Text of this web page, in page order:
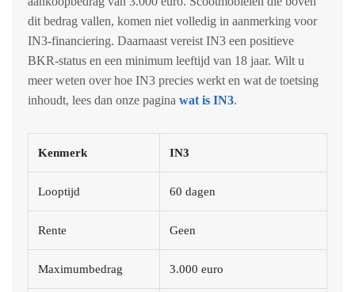
dit bedrag vallen, komen niet volledig in aanmerking voor
IN3-financiering. Daarnaast vereist IN3 een positieve
BKR-status en een minimum leeftijd van 18 jaar. Wilt u
meer weten over hoe IN3 precies werkt en wat de toetsing
inhoudt, lees dan onze pagina wat is IN3.
Kenmerk IN3
Looptijd 60 dagen
Rente Geen
Maximumbedrag 3.000 euro